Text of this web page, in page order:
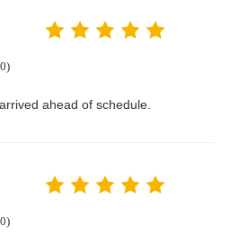
ahead of schedule.